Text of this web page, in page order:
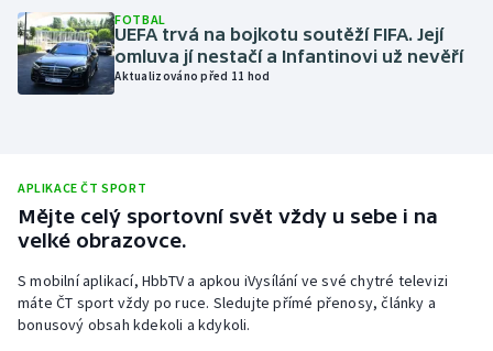
Parasport
Plavání
Ragby
Rychlobruslení
Rychlostní kanoistika
Short track
FOTBAL
UEFA trvá na bojkotu soutěží FIFA. Její
omluva jí nestačí a Infantinovi už nevěří
Aktualizováno před 11 hod
APLIKACE ČT SPORT
Mějte celý sportovní svět vždy u sebe i na
velké obrazovce.
S mobilní aplikací, HbbTV a apkou iVysílání ve své chytré televizi
máte ČT sport vždy po ruce. Sledujte přímé přenosy, články a
bonusový obsah kdekoli a kdykoli.